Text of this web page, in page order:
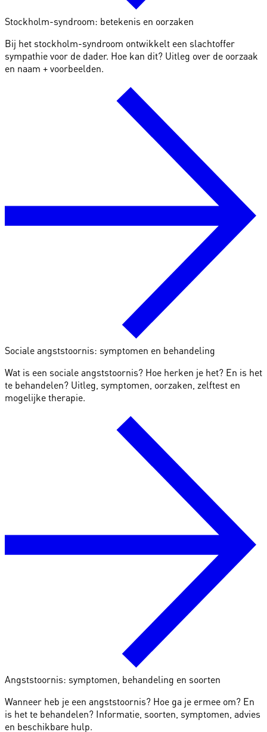
Stockholm-syndroom: betekenis en oorzaken
Bij het stockholm-syndroom ontwikkelt een slachtoffer
sympathie voor de dader. Hoe kan dit? Uitleg over de oorzaak
en naam + voorbeelden.
Sociale angststoornis: symptomen en behandeling
Wat is een sociale angststoornis? Hoe herken je het? En is het
te behandelen? Uitleg, symptomen, oorzaken, zelftest en
mogelijke therapie.
Angststoornis: symptomen, behandeling en soorten
Wanneer heb je een angststoornis? Hoe ga je ermee om? En
is het te behandelen? Informatie, soorten, symptomen, advies
en beschikbare hulp.